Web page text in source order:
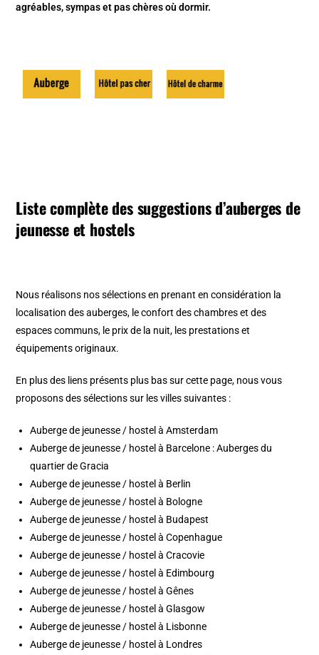
agréables, sympas et pas chères où dormir.
Liste complète des suggestions d’auberges de
jeunesse et hostels
Nous réalisons nos sélections en prenant en considération la
localisation des auberges, le confort des chambres et des
espaces communs, le prix de la nuit, les prestations et
équipements originaux.
En plus des liens présents plus bas sur cette page, nous vous
proposons des sélections sur les villes suivantes :
Auberge de jeunesse / hostel à Amsterdam
Auberge de jeunesse / hostel à Barcelone :Auberges du
quartier de Gracia
Auberge de jeunesse / hostel à Berlin
Auberge de jeunesse / hostel à Bologne
Auberge de jeunesse / hostel à Budapest
Auberge de jeunesse / hostel à Copenhague
Auberge de jeunesse / hostel à Cracovie
Auberge de jeunesse / hostel à Edimbourg
Auberge de jeunesse / hostel à Gênes
Auberge de jeunesse / hostel à Glasgow
Auberge de jeunesse / hostel à Lisbonne
Auberge de jeunesse / hostel à Londres